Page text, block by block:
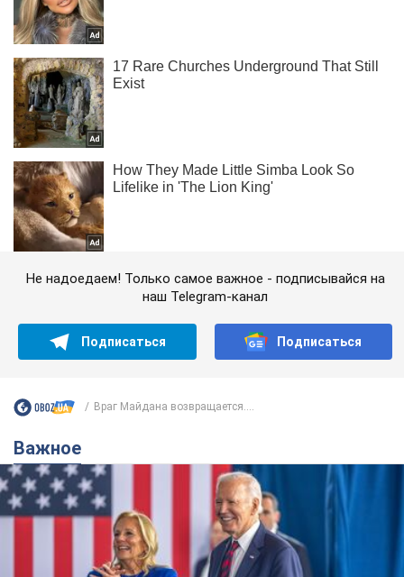
Не надоедаем! Только самое важное - подписывайся на
наш Telegram-канал
Подписаться Подписаться
Враг Майдана возвращается....
Важное